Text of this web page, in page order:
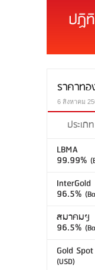
ปฏิ
ราคาทอ
6 สิงหาคม
ประเภท
LBMA
99.99%
InterGold
96.5%
สมาคมฯ
96.5%
Gold Spot
(USD)